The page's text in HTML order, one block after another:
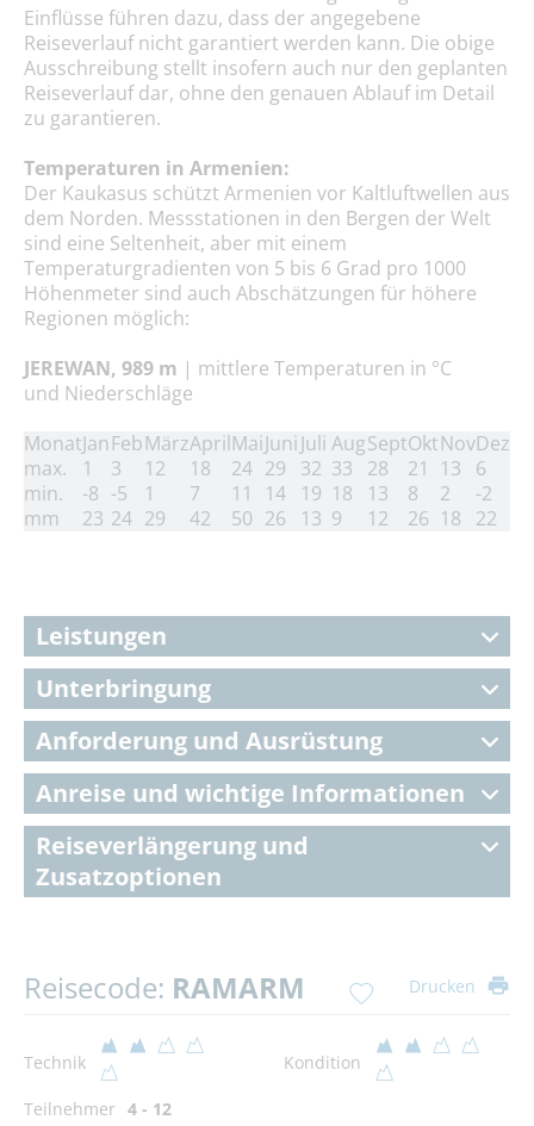
Einflüsse führen dazu, dass der angegebene
Reiseverlauf nicht garantiert werden kann. Die obige
Ausschreibung stellt insofern auch nur den geplanten
Reiseverlauf dar, ohne den genauen Ablauf im Detail
zu garantieren.
Temperaturen in Armenien:
Der Kaukasus schützt Armenien vor Kaltluftwellen aus
dem Norden. Messstationen in den Bergen der Welt
sind eine Seltenheit, aber mit einem
Temperaturgradienten von 5 bis 6 Grad pro 1000
Höhenmeter sind auch Abschätzungen für höhere
Regionen möglich:
JEREWAN, 989 m | mittlere Temperaturen in °C
und Niederschläge
MonatJanFebMärzAprilMaiJuniJuli AugSeptOktNovDez
max.
1 3 12 18 24 29 32 33 28 21 13
6
min.
-8 -5 1 7 11 14 19 18 13 8 2
-2
mm
23 24 29 42 50 26 13 9 12 26 18 22
Leistungen
Unterbringung
Anforderung und Ausrüstung
Anreise und wichtige Informationen
Reiseverlängerung und
Zusatzoptionen
Reisecode: RAMARM Drucken
Technik Kondition
Teilnehmer 4 - 12